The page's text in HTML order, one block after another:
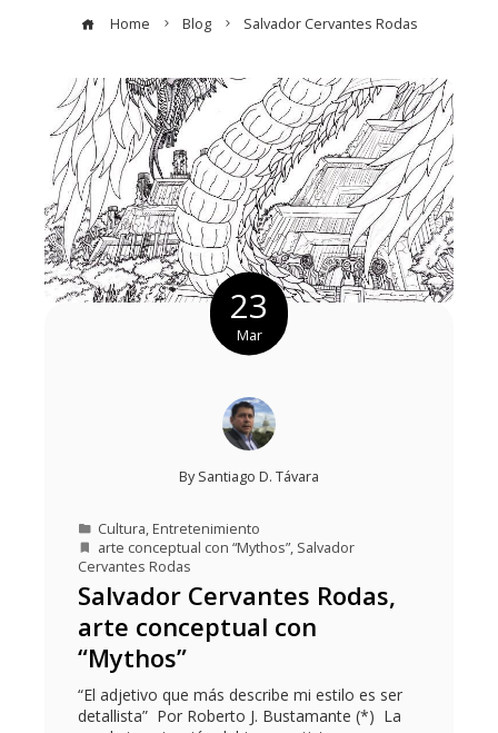
Home Blog Salvador Cervantes Rodas
23
Mar
BySantiago D. Távara
Cultura, Entretenimiento
arte conceptual con “Mythos”, Salvador
Cervantes Rodas
Salvador Cervantes Rodas,
arte conceptual con
“Mythos”
“El adjetivo que más describe mi estilo es ser
detallista” Por Roberto J. Bustamante (*) La